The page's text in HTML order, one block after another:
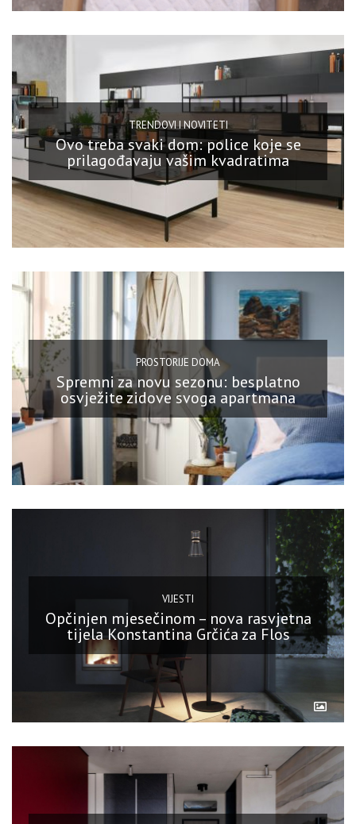
TRENDOVI I NOVITETI
Ovo treba svaki dom: police koje se
prilagođavaju vašim kvadratima
PROSTORIJE DOMA
Spremni za novu sezonu: besplatno
osvježite zidove svoga apartmana
VIJESTI
Opčinjen mjesečinom – nova rasvjetna
tijela Konstantina Grčića za Flos